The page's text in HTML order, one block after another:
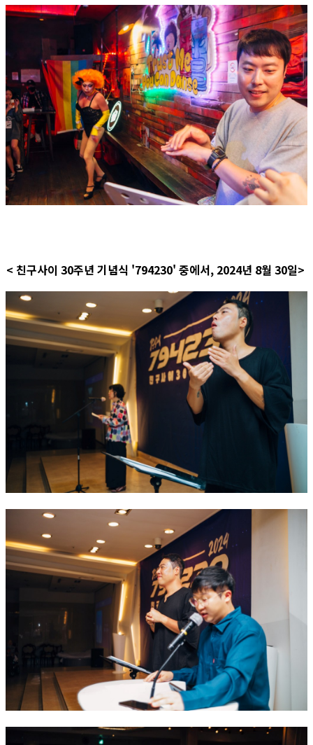
< 친구사이 30주년 기념식 '794230' 중에서, 2024년 8월 30일>